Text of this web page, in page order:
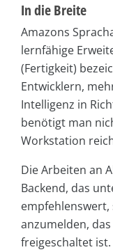
In die Breite
Amazons
lernfähige
(Fertigkeit)
Entwicklern,
Intelligenz in
benötigt man
Workstation
Die Arbeiten an
Backend, das
anzumelden,
freigeschaltet ist.